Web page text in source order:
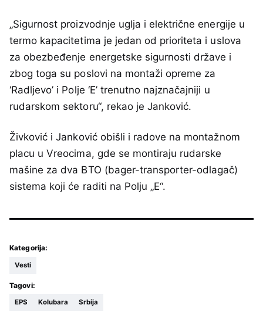
„Sigurnost proizvodnje uglјa i električne energije u
termo kapacitetima je jedan od prioriteta i uslova
za obezbeđenje energetske sigurnosti države i
zbog toga su poslovi na montaži opreme za
‘Radlјevo’ i Polјe ‘E’ trenutno najznačajniji u
rudarskom sektoru“, rekao je Janković.
Živković i Janković obišli i radove na montažnom
placu u Vreocima, gde se montiraju rudarske
mašine za dva BTO (bager-transporter-odlagač)
sistema koji će raditi na Polјu „E“.
Kategorija:
Vesti
Tagovi:
EPS Kolubara Srbija